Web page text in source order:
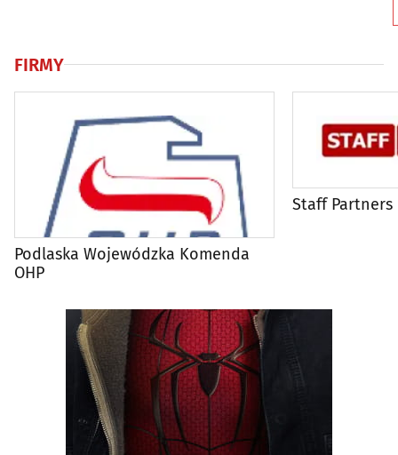
FIRMY
Podlaska Wojewódzka Komenda
OHP
Staff Partners